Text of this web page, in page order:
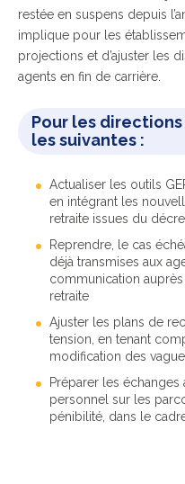
restée en suspens depuis
implique pour les
projections et d’ajuster les
agents en fin de carrière.
Pour les
les suivantes :
Actualiser les outils
en intégrant les
retraite issues du
Reprendre, le cas
déjà transmises aux
communication
retraite
Ajuster les plans de
tension, en tenant
modification des
Préparer les
personnel sur les
pénibilité, dans le